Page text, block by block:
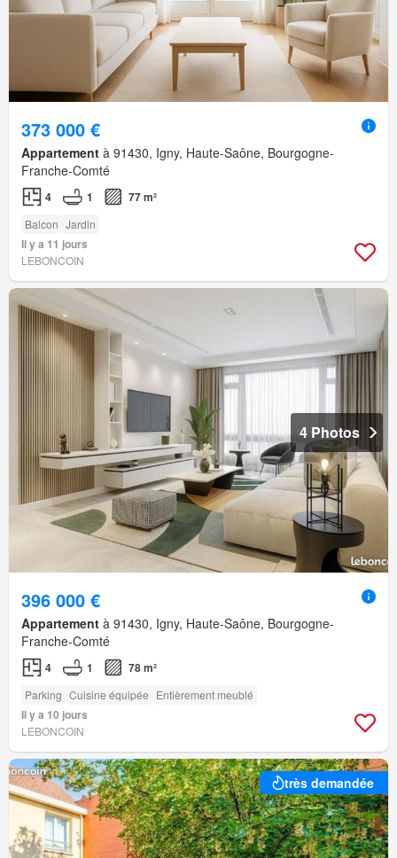
373 000 €
Appartement à 91430, Igny, Haute-Saône, Bourgogne-
Franche-Comté
4 1 77 m²
Balcon Jardin
Il y a 11 jours
LEBONCOIN
4 Photos
396 000 €
Appartement à 91430, Igny, Haute-Saône, Bourgogne-
Franche-Comté
4 1 78 m²
Parking Cuisine équipée Entièrement meublé
Il y a 10 jours
LEBONCOIN
très demandée